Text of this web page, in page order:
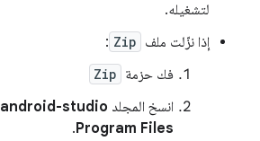
لتشغيله.
إذا نزّلت ملف Zip
:
فك حزمة Zip
انسخ المجلد android-studio
Program Files
.